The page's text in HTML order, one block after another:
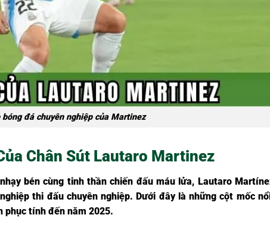
đá chuyên nghiệp của Martinez
Chân Sút Lautaro Martinez
bén cùng tinh thần chiến đấu máu lửa, Lautaro
thi đấu chuyên nghiệp. Dưới đây là những cột mốc
phục tính đến năm 2025.